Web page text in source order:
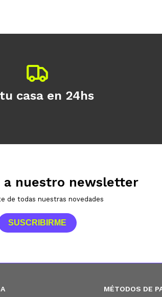
MÉTODOS DE
casa en 24hs
a nuestro newsletter
de todas nuestras novedades
SUSCRIBIRME